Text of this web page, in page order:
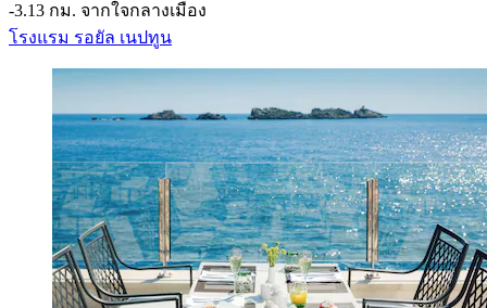
‐3.13 กม. จากใจกลางเมือง
โรงแรม รอยัล เนปทูน